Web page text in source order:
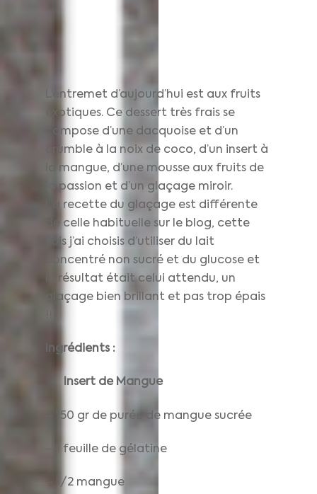
L’entremet d’aujourd’hui est aux fruits
exotiques. Ce dessert très frais se
compose d’une dacquoise et d’un
crumble à la noix de coco, d’un insert à
la mangue, d’une mousse aux fruits de
la passion et d’un glaçage miroir.
La recette du glaçage est différente
de celle habituelle sur le blog, cette
fois j’ai choisis d’utiliser du lait
concentré non sucré et du glucose et
le résultat était celui attendu, un
glaçage bien brillant et pas trop épais
Ingrédients :
Insert de Mangue
– 150 gr de purée de mangue sucrée
– 1 feuille de gélatine
– 1/2 mangue